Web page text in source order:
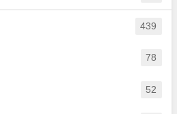
439
78
52